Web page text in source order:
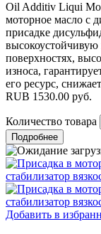
Oil Additiv Liqui
моторное масло с
присадке
поверхностях,
износа,
его ресурс,
RUB 1530.00 руб.
Количество товара
Подробнее
Добавить в